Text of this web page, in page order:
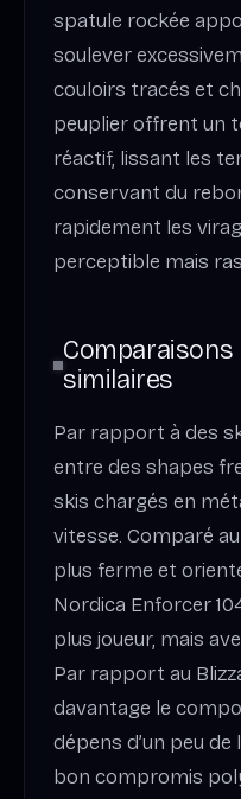
spatule rockée
soulever
couloirs tracés et
peuplier offrent un
réactif, lissant les
conservant du
rapidement les
perceptible mais
Comparaisons
similaires
Par rapport à des
entre des shapes
skis chargés en
vitesse. Comparé
plus ferme et
Nordica Enforcer
plus joueur, mais
Par rapport au
davantage le
dépens d’un peu
bon compromis